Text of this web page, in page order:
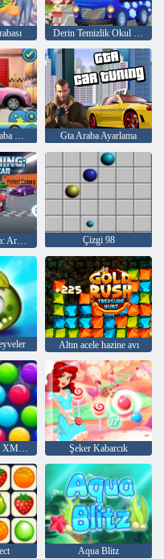
Hayalimdeki Araba Makyajım Gta Araba Ayarlama
Harika Ayarlama: Arabayı Boya Çizgi 98
Altın acele hazine avı
Şeker Kabarcık
Aqua Blitz